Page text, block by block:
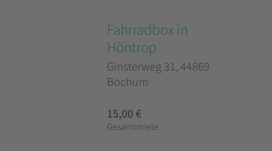
Fahrradbox in
Höntrop
Ginsterweg 31, 44869
Bochum
15,00 €
Gesamtmiete